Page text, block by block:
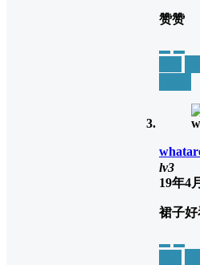
赞赞
lv3
19年4
裙子好